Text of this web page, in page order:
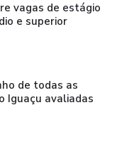
vagas de estágio
e superior
de todas as
Iguaçu avaliadas